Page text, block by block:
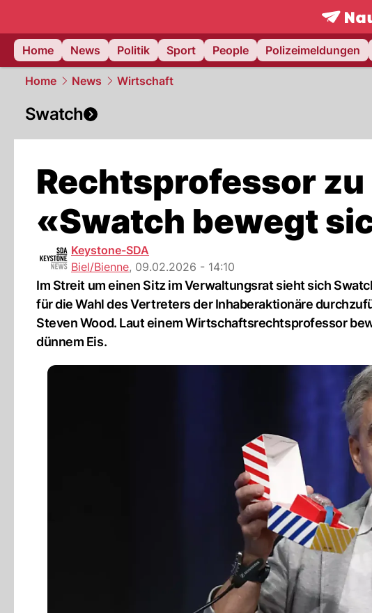
Home
News Politik Sport People Polizeimeldungen
Home News Wirtschaft
Swatch
Rechtsprofessor
«Swatch bewegt
Keystone-SDA
Biel/Bienne, 09.02.2026 - 14:10
Im Streit um einen Sitz im Verwaltungsrat sieht sich
für die Wahl des Vertreters der Inhaberaktionäre
Steven Wood. Laut einem Wirtschaftsrechtsprofessor
dünnem Eis.